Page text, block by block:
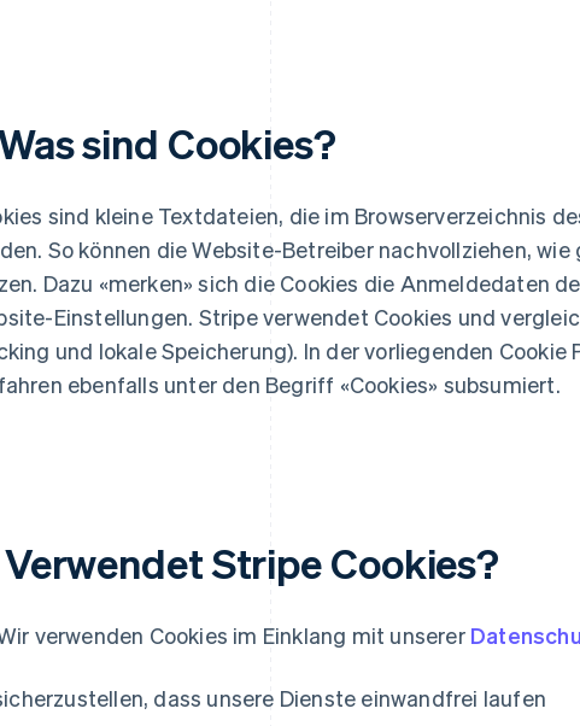
sind Cookies?
sind kleine Textdateien, die im Browserverzeichnis
So können die Website-Betreiber nachvollziehen,
Dazu «merken» sich die Cookies die Anmeldedaten
Einstellungen. Stripe verwendet Cookies und
und lokale Speicherung). In der vorliegenden Cookie
ebenfalls unter den Begriff «Cookies» subsumiert.
Stripe Cookies?
verwenden Cookies im Einklang mit unserer
dass unsere Dienste einwandfrei laufen